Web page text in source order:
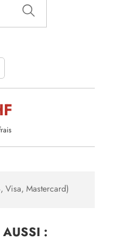
Visa, Mastercard)
: